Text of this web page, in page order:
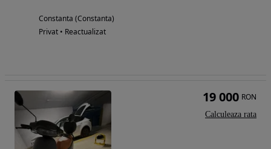
Constanta (Constanta)
Privat • Reactualizat
19 000 RON
Calculeaza rata